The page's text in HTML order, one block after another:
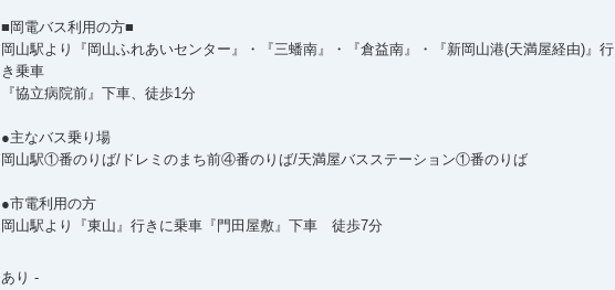
■岡電バス利用の方■
岡山駅より『岡山ふれあいセンター』・『三蟠南』・『倉益南』・『新岡山港(天満屋経由)』行
き乗車
『協立病院前』下車、徒歩1分
●主なバス乗り場
岡山駅①番のりば/ドレミのまち前④番のりば/天満屋バスステーション①番のりば
●市電利用の方
岡山駅より『東山』行きに乗車『門田屋敷』下車 徒歩7分
あり -